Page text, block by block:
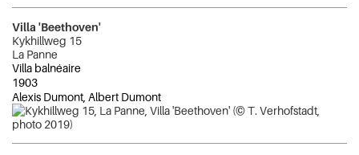
Villa 'Beethoven'
Kykhillweg 15
La Panne
Villa balnéaire
1903
Alexis Dumont, Albert Dumont